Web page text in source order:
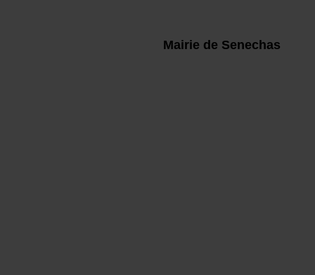
Mairie de Senechas